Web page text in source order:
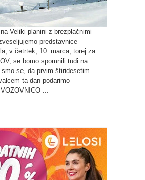
Veliki planini z brezplačnimi
predstavnice
v četrtek, 10. marca, torej za
se bomo spomnili tudi na
se, da prvim štiridesetim
ta dan podarimo
...